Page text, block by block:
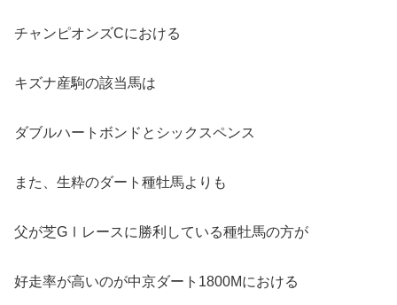
チャンピオンズCにおける
キズナ産駒の該当馬は
ダブルハートボンドとシックスペンス
また、生粋のダート種牡馬よりも
父が芝GⅠレースに勝利している種牡馬の方が
好走率が高いのが中京ダート1800Mにおける